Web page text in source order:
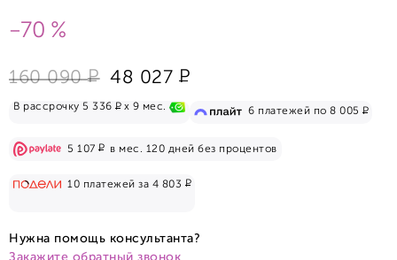
-70 %
160 090 Р 48 027 Р
В рассрочку 5 336 Рx 9 мес. 6 платежей по 8 005 Р
5 107 Рв мес. 120 дней без процентов
10 платежей за 4 803 Р
Нужна помощь консультанта?